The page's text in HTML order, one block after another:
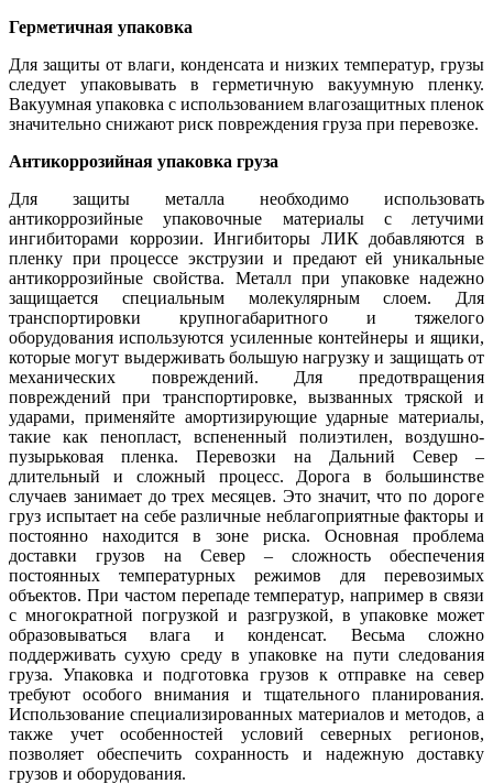
Герметичная упаковка
Для защиты от влаги, конденсата и низких температур, грузы
следует упаковывать в герметичную вакуумную пленку.
Вакуумная упаковка с использованием влагозащитных пленок
значительно снижают риск повреждения груза при перевозке.
Антикоррозийная упаковка груза
Для защиты металла необходимо использовать
антикоррозийные упаковочные материалы с летучими
ингибиторами коррозии. Ингибиторы ЛИК добавляются в
пленку при процессе экструзии и предают ей уникальные
антикоррозийные свойства. Металл при упаковке надежно
защищается специальным молекулярным слоем. Для
транспортировки крупногабаритного и тяжелого
оборудования используются усиленные контейнеры и ящики,
которые могут выдерживать большую нагрузку и защищать от
механических повреждений. Для предотвращения
повреждений при транспортировке, вызванных тряской и
ударами, применяйте амортизирующие ударные материалы,
такие как пенопласт, вспененный полиэтилен, воздушно-
пузырьковая пленка. Перевозки на Дальний Север –
длительный и сложный процесс. Дорога в большинстве
случаев занимает дотрехмесяцев. Это значит, что по дороге
груз испытает на себе различные неблагоприятные факторы и
постоянно находится в зоне риска. Основная проблема
доставки грузов на Север – сложность обеспечения
постоянных температурных режимов для перевозимых
объектов. При частом перепаде температур, например в связи
с многократной погрузкой и разгрузкой, в упаковке может
образовываться влага и конденсат. Весьма сложно
поддерживать сухую среду вупаковке на пути следования
груза. Упаковка и подготовка грузов к отправке на север
требуют особого внимания и тщательного планирования.
Использование специализированных материалов и методов, а
также учет особенностей условий северных регионов,
позволяет обеспечить сохранность и надежную доставку
грузов и оборудования.